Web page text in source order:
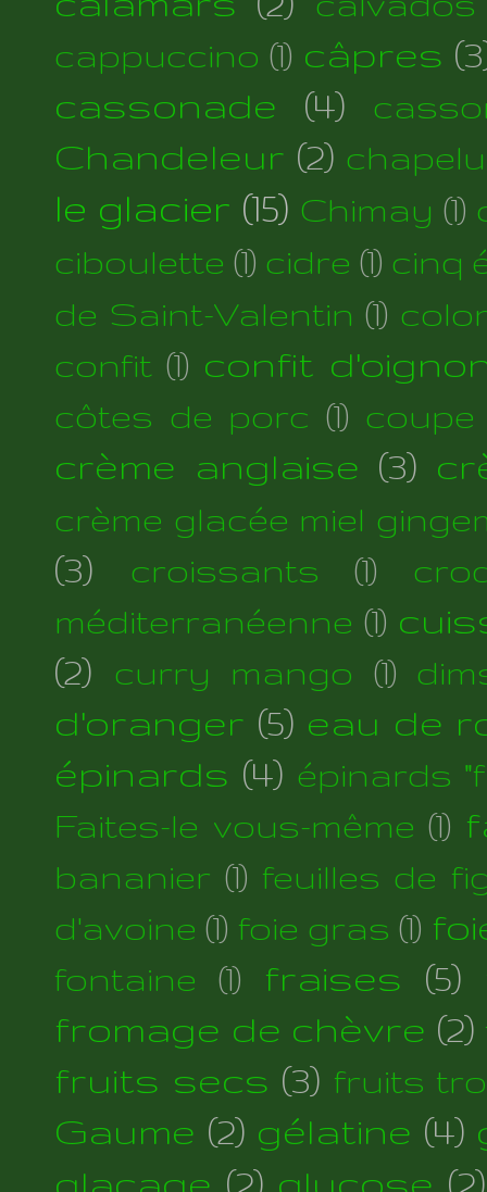
cappuccino (1) câpres
cassonade
(4)
Chandeleur (2)
le glacier (15) Chimay (1)
ciboulette (1) cidre (1) cinq
de Saint-Valentin (1)
confit (1) confit
côtes de porc (1) coupe
crème anglaise (3)
crème glacée miel
(3) croissants (1)
méditerranéenne (1)
(2)
curry mango (1)
d'oranger (5) eau de
épinards (4) épinards
Faites-le vous-même (1)
bananier (1) feuilles de
d'avoine (1) foie gras (1)
fontaine (1) fraises (5)
fromage de chèvre (2)
fruits secs (3) fruits
Gaume (2) gélatine (4)
glaçage (2) glucose (2)